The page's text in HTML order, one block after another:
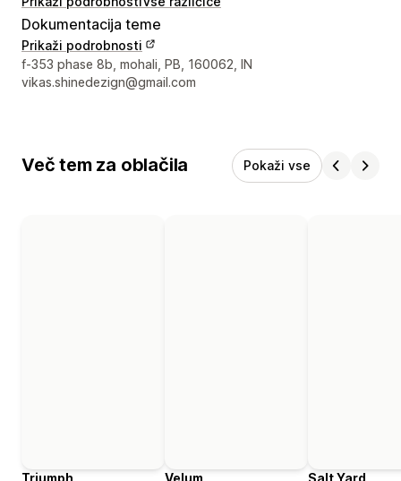
Dokumentacija teme
Prikaži podrobnosti
Podatki za stik z oblikovalcem
f-353 phase 8b, mohali, PB, 160062, IN
vikas.shinedezign@gmail.com
Več tem za oblačila Pokaži vse